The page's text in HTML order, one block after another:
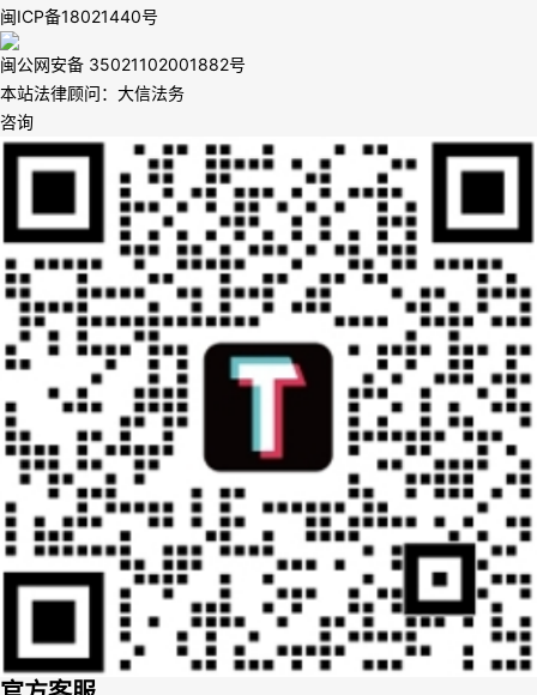
闽ICP备18021440号
闽公网安备 35021102001882号
本站法律顾问：大信法务
咨询